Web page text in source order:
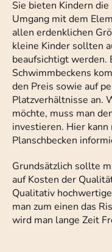
Sie bieten Kindern
Umgang mit dem
allen erdenklichen
kleine Kinder sollten
beaufsichtigt werden.
Schwimmbeckens
den Preis sowie auf
Platzverhältnisse an.
möchte, muss man
investieren. Hier kann
Planschbecken
Grundsätzlich sollte
auf Kosten der
Qualitativ
man zum einen das
wird man lange Zeit